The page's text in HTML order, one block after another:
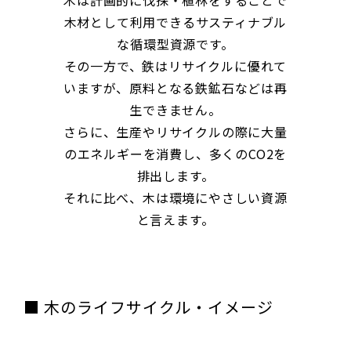
木材として利用できるサスティナブル
な循環型資源です。
その一方で、鉄はリサイクルに優れて
いますが、原料となる鉄鉱石などは再
生できません。
さらに、生産やリサイクルの際に大量
のエネルギーを消費し、多くのCO2を
排出します。
それに比べ、木は環境にやさしい資源
と言えます。
■ 木のライフサイクル・イメージ